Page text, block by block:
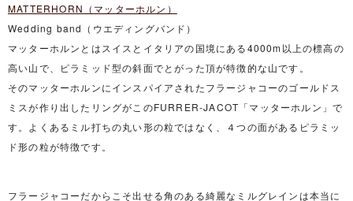
MATTERHORN（マッターホルン）
Wedding band（ウエディングバンド）
マッターホルンとはスイスとイタリアの国境にある4000m以上の標高の
高い山で、ピラミッド型の斜面でとがった頂が特徴的な山です。
そのマッターホルンにインスパイアされたフラージャコーのゴールドス
ミスが作り出したリングがこのFURRER-JACOT「マッターホルン」で
す。よくあるミル打ちの丸い形の粒ではなく、４つの面があるピラミッ
ド形の粒が特徴です。
フラージャコーだからこそ出せる角のある綺麗なミルグレインは本当に